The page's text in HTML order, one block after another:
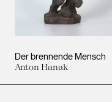
Der brennende Mensch
Anton Hanak